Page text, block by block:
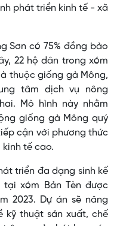
phát triển kinh tế - xã
có 75% đồng bào
22 hộ dân trong xóm
thuộc giống gà Mông,
tâm dịch vụ nông
Mô hình này nhằm
giống gà Mông quý
cận với phương thức
tế cao.
triển đa dạng sinh kế
xóm Bản Tèn được
2023. Dự án sẽ nâng
kỹ thuật sản xuất, chế